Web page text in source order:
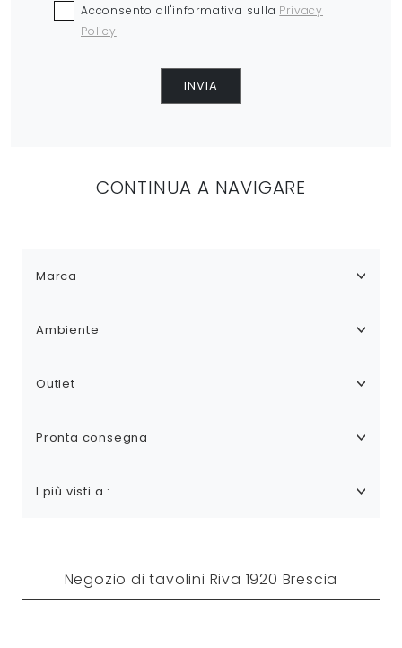
Acconsento all'informativa sulla Privacy
Policy
INVIA
CONTINUA A NAVIGARE
Marca
Ambiente
Outlet
Pronta consegna
I più visti a :
Negozio di tavolini Riva 1920 Brescia